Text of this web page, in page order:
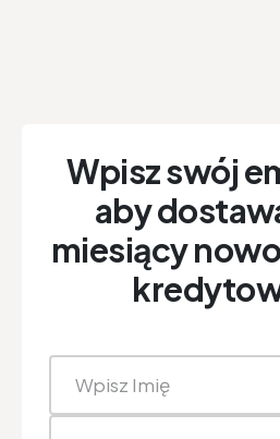
Wpisz swój
aby
miesiący